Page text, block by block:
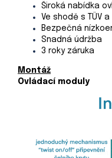
Široká nabídka
Ve shodě s TÜV a
Bezpečná
Snadná údržba
3 roky záruka
Montáž
Ovládací moduly